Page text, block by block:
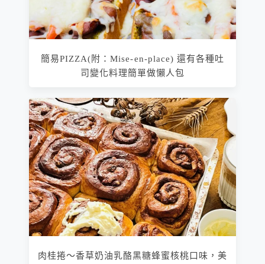
簡易PIZZA(附：Mise-en-place) 還有各種吐
司變化料理簡單做懶人包
肉桂捲～香草奶油乳酪黑糖蜂蜜核桃口味，美